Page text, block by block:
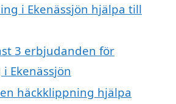
i Ekenässjön hjälpa till
3 erbjudanden för
Ekenässjön
häckklippning hjälpa